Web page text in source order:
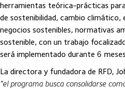
herramientas teórica-prácticas
de sostenibilidad, cambio climático,
negocios sostenibles, normativas
sostenible, con un trabajo
será implementado durante 6
La directora y fundadora de RFD,
“el programa busca consolidarse